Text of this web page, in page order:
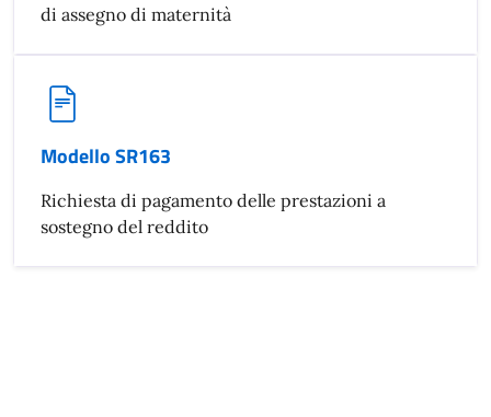
di assegno di maternità
Modello SR163
Richiesta di pagamento delle prestazioni a
sostegno del reddito